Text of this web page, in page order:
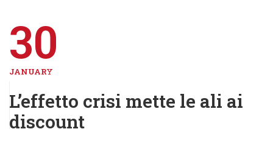
30
JANUARY
L’effetto crisi mette le ali ai
discount